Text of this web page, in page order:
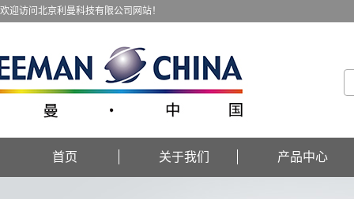
欢迎访问北京利曼科技有限公司网站！
首页 关于我们 产品中心